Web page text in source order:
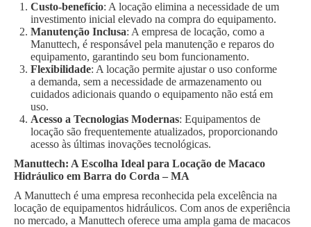
Custo-benefício: A locação elimina a necessidade de um
investimento inicial elevado na compra do equipamento.
Manutenção Inclusa: A empresa de locação, como a
Manuttech, é responsável pela manutenção e reparos do
equipamento, garantindo seu bom funcionamento.
Flexibilidade: A locação permite ajustar o uso conforme
a demanda, sem a necessidade de armazenamento ou
cuidados adicionais quando o equipamento não está em
uso.
Acesso a Tecnologias Modernas: Equipamentos de
locação são frequentemente atualizados, proporcionando
acesso às últimas inovações tecnológicas.
Manuttech: A Escolha Ideal para Locação de Macaco
Hidráulico em Barra do Corda – MA
A Manuttech é uma empresa reconhecida pela excelência na
locação de equipamentos hidráulicos. Com anos de experiência
no mercado, a Manuttech oferece uma ampla gama de macacos